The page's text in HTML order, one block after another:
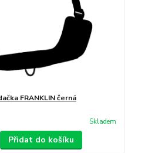
FRANKLIN černá
Skladem
Přidat do košíku